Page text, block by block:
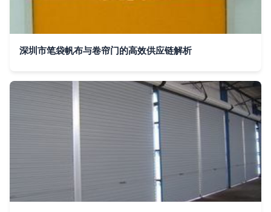
深圳市笔袋帆布与卷帘门的高效供应链解析